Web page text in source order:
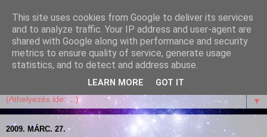
Garffyka
Szösszenetek a konyhámból, az életemből. Mosollyal,
receptekkel, vidámsággal, marcipánnal, csokival.
▼
2009. MÁRC. 27.
This site uses cookies from Google to deliver its services
and to analyze traffic. Your IP address and user-agent are
shared with Google along with performance and security
metrics to ensure quality of service, generate usage
statistics, and to detect and address abuse.
LEARN MORE GOT IT